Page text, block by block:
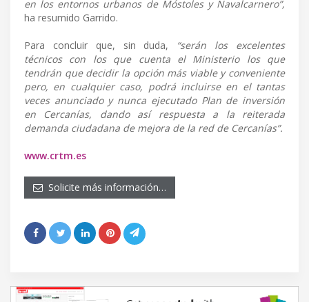
en los entornos urbanos de Móstoles y Navalcarnero”,
ha resumido Garrido.
Para concluir que, sin duda, “serán los excelentes
técnicos con los que cuenta el Ministerio los que
tendrán que decidir la opción más viable y conveniente
pero, en cualquier caso, podrá incluirse en el tantas
veces anunciado y nunca ejecutado Plan de inversión
en Cercanías, dando así respuesta a la reiterada
demanda ciudadana de mejora de la red de Cercanías”.
www.crtm.es
Solicite más información…